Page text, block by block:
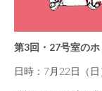
第3回・27号室の
日時：7月22日（